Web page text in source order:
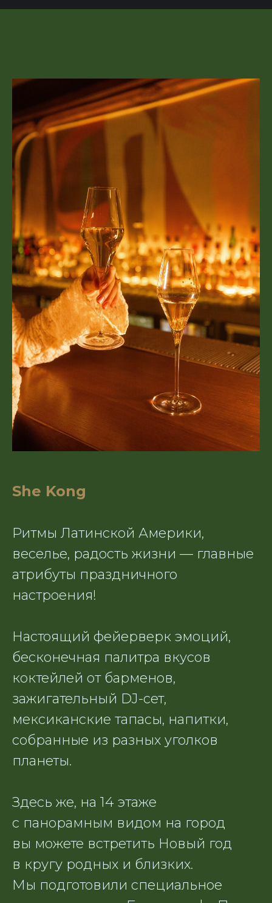
She Kong
Ритмы Латинской Америки,
веселье, радость жизни — главные
атрибуты праздничного
настроения!
Настоящий фейерверк эмоций,
бесконечная палитра вкусов
коктейлей от барменов,
зажигательный DJ-сет,
мексиканские тапасы, напитки,
собранные из разных уголков
планеты.
Здесь же, на 14 этаже
с панорамным видом на город
вы можете встретить Новый год
в кругу родных и близких.
Мы подготовили специальное
예약
ULISS ASIA
+7
Время
УЗНАТЬ ПОДРОБНЕЕ